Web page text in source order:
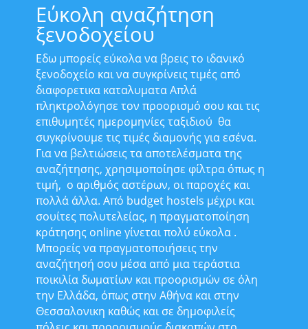
Εύκολη αναζήτηση
ξενοδοχείου
Εδω μπορείς εύκολα να βρεις το ιδανικό
ξενοδοχείο και να συγκρίνεις τιμές από
διαφορετικα καταλυματα Απλά
πληκτρολόγησε τον προορισμό σου και τις
επιθυμητές ημερομηνίες ταξιδιού θα
συγκρίνουμε τις τιμές διαμονής για εσένα.
Για να βελτιώσεις τα αποτελέσματα της
αναζήτησης, χρησιμοποίησε φίλτρα όπως η
τιμή, ο αριθμός αστέρων, οι παροχές και
πολλά άλλα. Από budget hostels μέχρι και
σουίτες πολυτελείας, η πραγματοποίηση
κράτησης online γίνεται πολύ εύκολα .
Μπορείς να πραγματοποιήσεις την
αναζήτησή σου μέσα από μια τεράστια
ποικιλία δωματίων και προορισμών σε όλη
την Ελλάδα, όπως στην Αθήνα και στην
Θεσσαλονικη καθώς και σε δημοφιλείς